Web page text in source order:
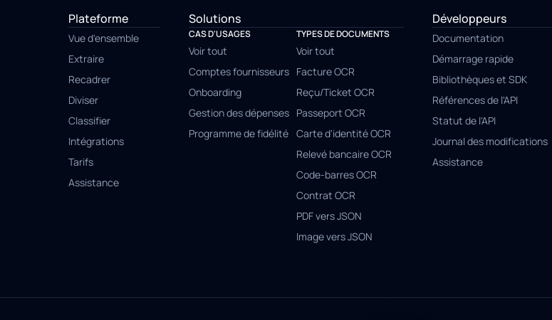
Plateforme
Vue d'ensemble
Extraire
Recadrer
Diviser
Classifier
Intégrations
Tarifs
Assistance
Solutions
CAS D'USAGES
Voir tout
Comptes fournisseurs
Onboarding
Gestion des dépenses
Programme de fidélité
TYPES DE DOCUMENTS
Voir tout
Facture OCR
Reçu/Ticket OCR
Passeport OCR
Carte d'identité OCR
Relevé bancaire OCR
Code-barres OCR
Contrat OCR
PDF vers JSON
Image vers JSON
Développeurs
Documentation
Démarrage rapide
Bibliothèques et SDK
Références de l'API
Statut de l'API
Journal des modifications
Assistance